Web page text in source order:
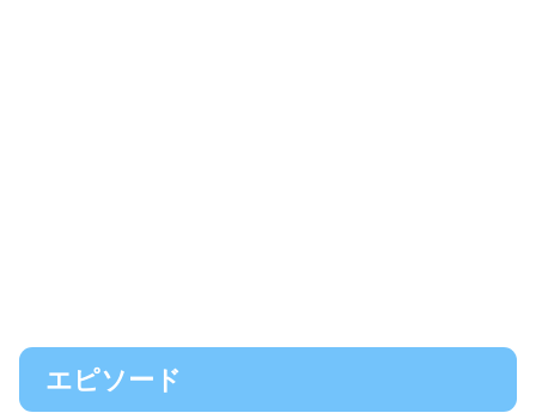
エピソード